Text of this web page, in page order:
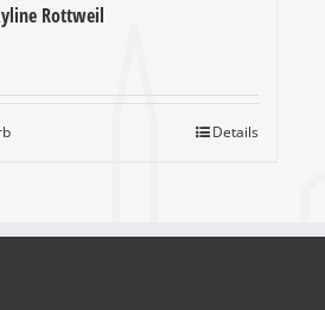
Rottweil
Details